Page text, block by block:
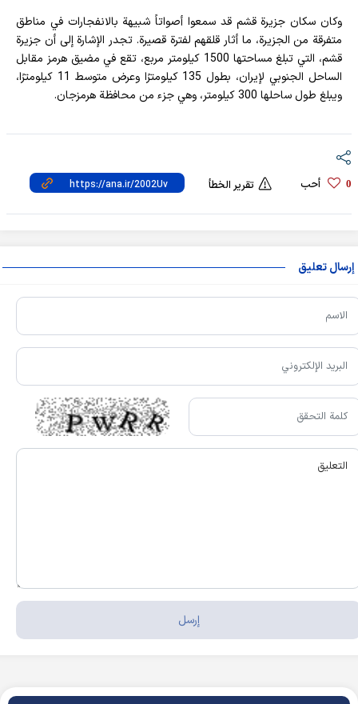
وكان سكان جزيرة قشم قد سمعوا أصواتاً شبيهة بالانفجارات في مناطق
متفرقة من الجزيرة، ما أثار قلقهم لفترة قصيرة. تجدر الإشارة إلى أن جزيرة
قشم، التي تبلغ مساحتها 1500 كيلومتر مربع، تقع في مضيق هرمز مقابل
الساحل الجنوبي لإيران، بطول 135 كيلومترًا وعرض متوسط 11 كيلومترًا،
ويبلغ طول ساحلها 300 كيلومتر، وهي جزء من محافظة هرمزجان.
0 أحب تقرير الخطأ
إرسال تعليق